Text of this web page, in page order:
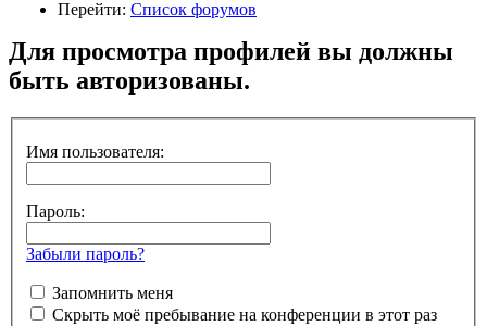
Перейти: Список форумов
Для просмотра профилей вы должны
быть авторизованы.
Имя пользователя:
Пароль:
Забыли пароль?
Запомнить меня
Скрыть моё пребывание на конференции в этот раз